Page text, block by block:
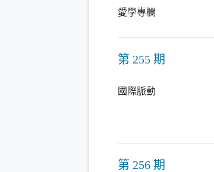
愛學專欄
第 255 期
國際脈動
第 256 期